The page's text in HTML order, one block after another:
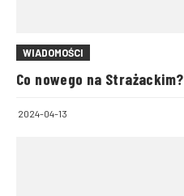
WIADOMOŚCI
Co nowego na Strażackim?
2024-04-13